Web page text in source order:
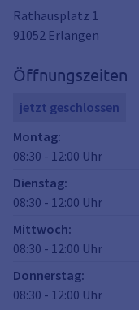
Rathausplatz 1
91052 Erlangen
Öffnungszeiten
jetzt geschlossen
Montag:
08:30 - 12:00 Uhr
Dienstag:
08:30 - 12:00 Uhr
Mittwoch:
08:30 - 12:00 Uhr
Donnerstag:
08:30 - 12:00 Uhr